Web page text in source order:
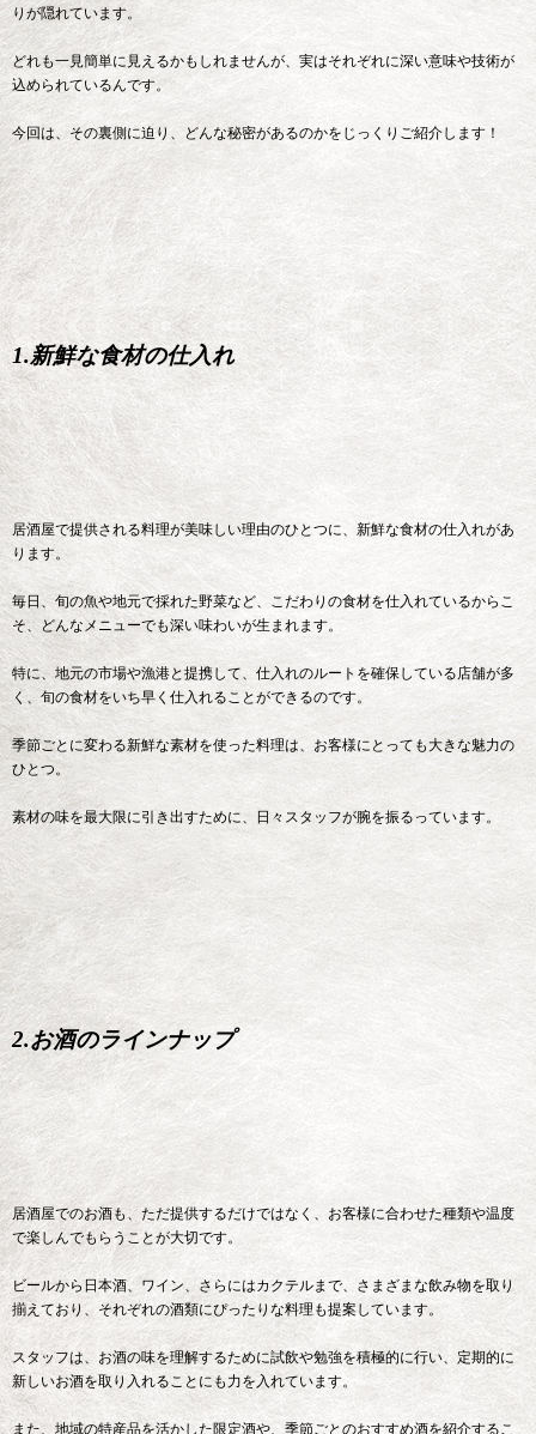
りが隠れています。
どれも一見簡単に見えるかもしれませんが、実はそれぞれに深い意味や技術が
込められているんです。
今回は、その裏側に迫り、どんな秘密があるのかをじっくりご紹介します！
1.新鮮な食材の仕入れ
居酒屋で提供される料理が美味しい理由のひとつに、新鮮な食材の仕入れがあ
ります。
毎日、旬の魚や地元で採れた野菜など、こだわりの食材を仕入れているからこ
そ、どんなメニューでも深い味わいが生まれます。
特に、地元の市場や漁港と提携して、仕入れのルートを確保している店舗が多
く、旬の食材をいち早く仕入れることができるのです。
季節ごとに変わる新鮮な素材を使った料理は、お客様にとっても大きな魅力の
ひとつ。
素材の味を最大限に引き出すために、日々スタッフが腕を振るっています。
2.お酒のラインナップ
居酒屋でのお酒も、ただ提供するだけではなく、お客様に合わせた種類や温度
で楽しんでもらうことが大切です。
ビールから日本酒、ワイン、さらにはカクテルまで、さまざまな飲み物を取り
揃えており、それぞれの酒類にぴったりな料理も提案しています。
スタッフは、お酒の味を理解するために試飲や勉強を積極的に行い、定期的に
新しいお酒を取り入れることにも力を入れています。
また、地域の特産品を活かした限定酒や、季節ごとのおすすめ酒を紹介するこ